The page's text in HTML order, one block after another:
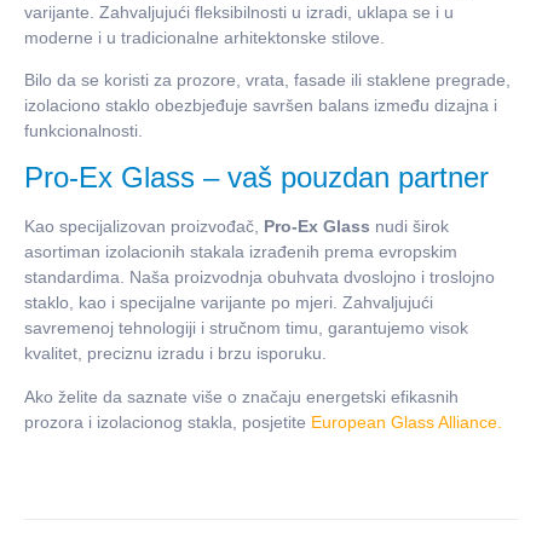
varijante. Zahvaljujući fleksibilnosti u izradi, uklapa se i u
moderne i u tradicionalne arhitektonske stilove.
Bilo da se koristi za prozore, vrata, fasade ili staklene pregrade,
izolaciono staklo obezbjeđuje savršen balans između dizajna i
funkcionalnosti.
Pro-Ex Glass – vaš pouzdan partner
Kao specijalizovan proizvođač, Pro-Ex Glass nudi širok
asortiman izolacionih stakala izrađenih prema evropskim
standardima. Naša proizvodnja obuhvata dvoslojno i troslojno
staklo, kao i specijalne varijante po mjeri. Zahvaljujući
savremenoj tehnologiji i stručnom timu, garantujemo visok
kvalitet, preciznu izradu i brzu isporuku.
Ako želite da saznate više o značaju energetski efikasnih
prozora i izolacionog stakla, posjetite European Glass Alliance.